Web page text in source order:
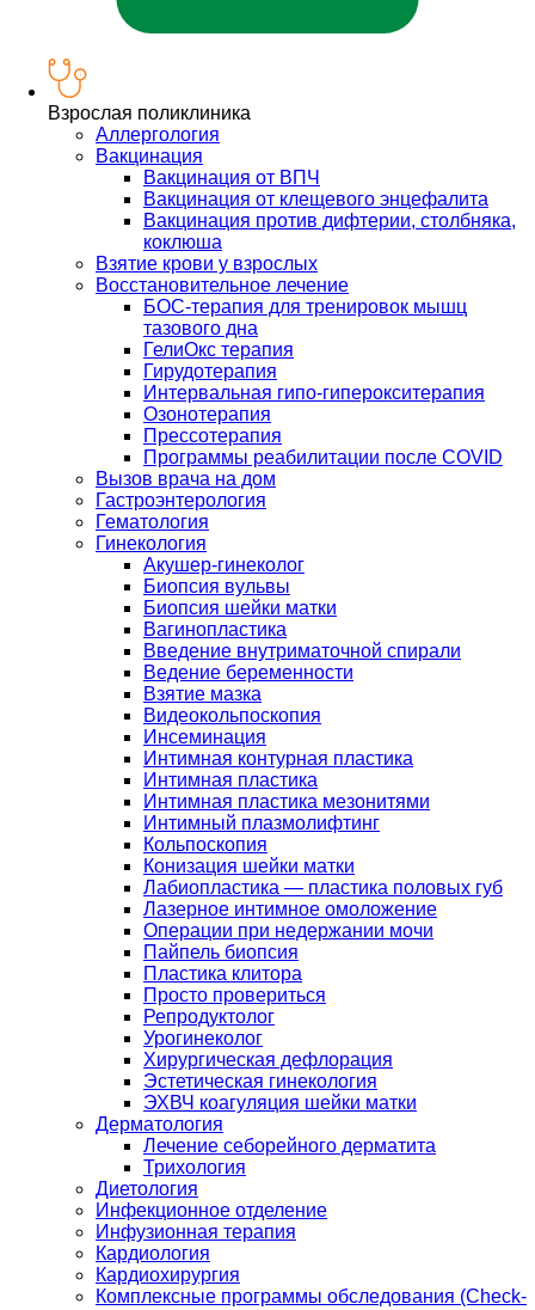
Взрослая поликлиника
Аллергология
Вакцинация
Вакцинация от ВПЧ
Вакцинация от клещевого энцефалита
Вакцинация против дифтерии, столбняка,
коклюша
Взятие крови у взрослых
Восстановительное лечение
БОС-терапия для тренировок мышц
тазового дна
ГелиОкс терапия
Гирудотерапия
Интервальная гипо-гиперокситерапия
Озонотерапия
Прессотерапия
Программы реабилитации после СOVID
Вызов врача на дом
Гастроэнтерология
Гематология
Гинекология
Акушер-гинеколог
Биопсия вульвы
Биопсия шейки матки
Вагинопластика
Введение внутриматочной спирали
Ведение беременности
Взятие мазка
Видеокольпоскопия
Инсеминация
Интимная контурная пластика
Интимная пластика
Интимная пластика мезонитями
Интимный плазмолифтинг
Кольпоскопия
Конизация шейки матки
Лабиопластика — пластика половых губ
Лазерное интимное омоложение
Операции при недержании мочи
Пайпель биопсия
Пластика клитора
Просто провериться
Репродуктолог
Урогинеколог
Хирургическая дефлорация
Эстетическая гинекология
ЭХВЧ коагуляция шейки матки
Дерматология
Лечение себорейного дерматита
Трихология
Диетология
Инфекционное отделение
Инфузионная терапия
Кардиология
Кардиохирургия
Комплексные программы обследования (Check-